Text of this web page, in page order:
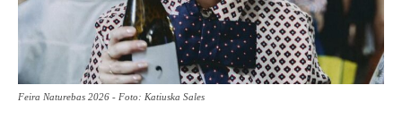
Feira Naturebas 2026 - Foto: Katiuska Sales